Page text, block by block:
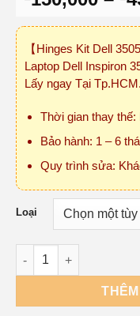
【Hinges Kit Dell
Laptop Dell Inspiron
Lấy ngay Tại
Thời gian thay thế:
Bảo hành: 1 – 6
Quy trình sửa:
Loại
Bản Lề Laptop Dell